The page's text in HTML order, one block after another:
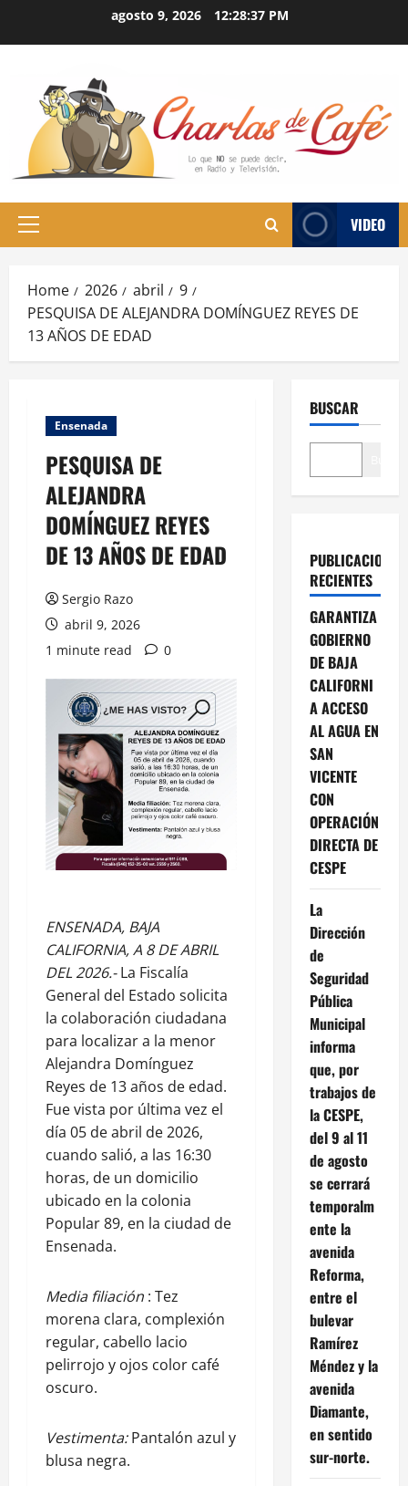
agosto 9, 2026 12:28:38 PM
Primary
VIDEO
Home 2026 abril
9
PESQUISA DE ALEJANDRA DOMÍNGUEZ REYES DE
13 AÑOS DE EDAD
Ensenada
PESQUISA DE
ALEJANDRA
DOMÍNGUEZ REYES
DE 13 AÑOS DE EDAD
Sergio Razo
abril 9, 2026
1 minute read
0
ENSENADA, BAJA
CALIFORNIA, A 8 DE ABRIL
DEL 2026.-La Fiscalía
General del Estado solicita
la colaboración ciudadana
para localizar a la menor
Alejandra Domínguez
Reyes de 13 años de edad.
Fue vista por última vez el
día 05 de abril de 2026,
cuando salió, a las 16:30
horas, de un domicilio
ubicado en la colonia
Popular 89, en la ciudad de
Ensenada.
Media filiación : Tez
morena clara, complexión
regular, cabello lacio
pelirrojo y ojos color café
oscuro.
Vestimenta:Pantalón azul y
blusa negra.
BUSCAR
PUBLICACIONES
RECIENTES
GARANTIZA
GOBIERNO
DE BAJA
CALIFORNI
A ACCESO
AL AGUA EN
SAN
VICENTE
CON
OPERACIÓN
DIRECTA DE
CESPE
La
Dirección
de
Seguridad
Pública
Municipal
informa
que, por
trabajos de
la CESPE,
del 9 al 11
de agosto
se cerrará
temporalm
ente la
avenida
Reforma,
entre el
bulevar
Ramírez
Méndez y la
avenida
Diamante,
en sentido
sur-norte.